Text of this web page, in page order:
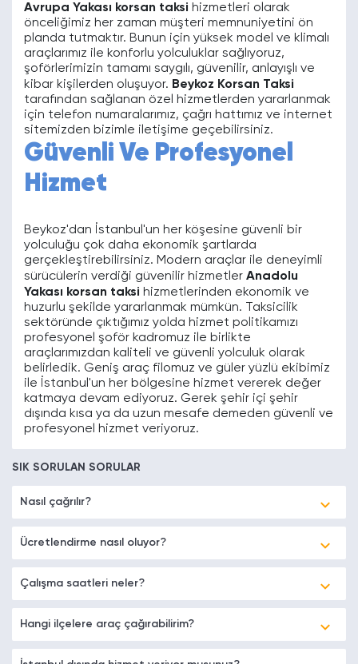
Avrupa Yakası korsan taksi hizmetleri olarak
önceliğimiz her zaman müşteri memnuniyetini ön
planda tutmaktır. Bunun için yüksek model ve klimalı
araçlarımız ile konforlu yolculuklar sağlıyoruz,
şoförlerimizin tamamı saygılı, güvenilir, anlayışlı ve
kibar kişilerden oluşuyor. Beykoz Korsan Taksi
tarafından sağlanan özel hizmetlerden yararlanmak
için telefon numaralarımız, çağrı hattımız ve internet
sitemizden bizimle iletişime geçebilirsiniz.
Güvenli Ve Profesyonel
Hizmet
Beykoz'dan İstanbul'un her köşesine güvenli bir
yolculuğu çok daha ekonomik şartlarda
gerçekleştirebilirsiniz. Modern araçlar ile deneyimli
sürücülerin verdiği güvenilir hizmetler Anadolu
Yakası korsan taksi hizmetlerinden ekonomik ve
huzurlu şekilde yararlanmak mümkün. Taksicilik
sektöründe çıktığımız yolda hizmet politikamızı
profesyonel şoför kadromuz ile birlikte
araçlarımızdan kaliteli ve güvenli yolculuk olarak
belirledik. Geniş araç filomuz ve güler yüzlü ekibimiz
ile İstanbul'un her bölgesine hizmet vererek değer
katmaya devam ediyoruz. Gerek şehir içi şehir
dışında kısa ya da uzun mesafe demeden güvenli ve
profesyonel hizmet veriyoruz.
SIK SORULAN SORULAR
Nasıl çağrılır?
Ücretlendirme nasıl oluyor?
Çalışma saatleri neler?
Hangi ilçelere araç çağırabilirim?